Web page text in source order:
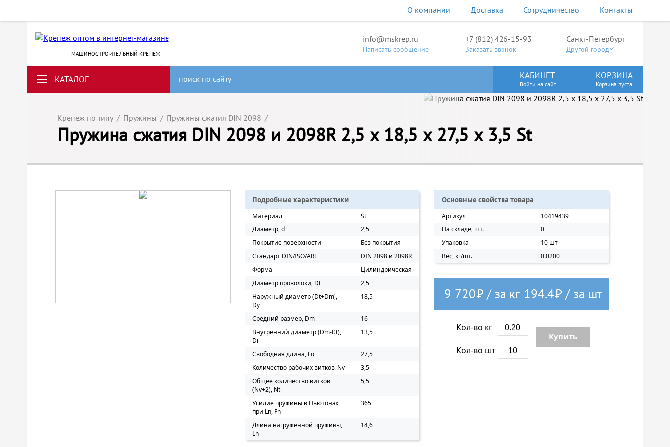
О компании Доставка Сотрудничество Контакты
МАШИНОСТРОИТЕЛЬНЫЙ КРЕПЕЖ
info@mskrep.ru
Написать сообщение
+7 (812) 426-15-93
Заказать звонок
Санкт-Петербург
Другой город
КАТАЛОГ поиск по сайту КАБИНЕТ
Войти на сайт
КОРЗИНА
Корзина пуста
Крепеж по типу / Пружины / Пружины сжатия DIN 2098 /
Пружина сжатия DIN 2098 и 2098R 2,5 x 18,5 х 27,5 х 3,5 St
Подробные характеристики
Материал
St
Диаметр, d
2,5
Покрытие поверхности
Без покрытия
Стандарт DIN/ISO/ART
DIN 2098 и 2098R
Форма
Цилиндрическая
Диаметр проволоки, Dt
2,5
Наружный диаметр (Dt+Dm),
Dy
18,5
Средний размер, Dm
16
Внутренний диаметр (Dm-Dt),
Di
13,5
Свободная длина, Lo
27,5
Количество рабочих витков, Nv
3,5
Общее количество витков
(Nv+2), Nt
5,5
Усилие пружины в Ньютонах
при Ln, Fn
365
Длина нагруженной пружины,
Ln
14,6
Основные свойства товара
Артикул
10419439
На складе, шт.
0
Упаковка
10 шт
Вес, кг/шт.
0.0200
9 720Р/ за кг 194.4Р/ за шт
Кол-во кг
Кол-во шт
Купить